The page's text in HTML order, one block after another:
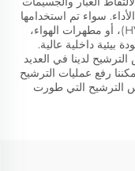
سواء تم استخدامها
في المصانع، أو أنظمة التكييف المركزي (HVAC)، أو مطهرات الهواء،
داخلية عالية.
لدينا في العديد
رفع عمليات الترشيح
الترشيح التي طورت